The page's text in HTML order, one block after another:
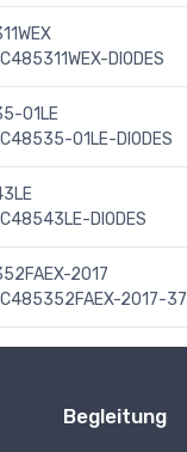
DIODES
01LE
01LE-DIODES
DIODES
2017
2017-37
Begleitung